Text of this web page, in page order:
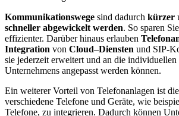
Kommunikationswege sind dadurch kürzer
schneller abgewickelt werden. So sparen
effizienter. Darüber hinaus erlauben
Integration von Cloud–Diensten und SIP-
sie jederzeit erweitert und an die individuellen
Unternehmens angepasst werden können.
Ein weiterer Vorteil von Telefonanlagen ist
verschiedene Telefone und Geräte, wie
Telefone, zu integrieren. Dadurch können